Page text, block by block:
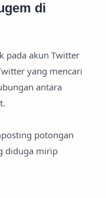
di
pada akun Twitter
yang mencari
antara
potongan
diduga mirip